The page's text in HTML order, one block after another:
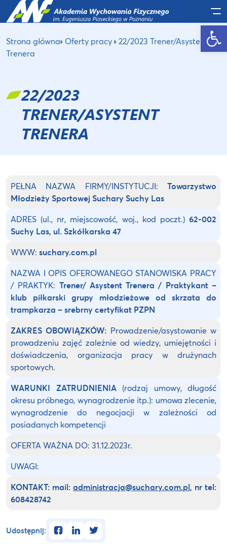
Otwórz pasek narzędzi
Strona główna Oferty pracy
22/2023 Trener/Asystent
Trenera
22/2023
TRENER/ASYSTENT
TRENERA
PEŁNA NAZWA FIRMY/INSTYTUCJI: Towarzystwo
Młodzieży Sportowej Suchary Suchy Las
ADRES (ul., nr, miejscowość, woj., kod poczt.) 62-002
Suchy Las, ul. Szkółkarska 47
WWW: suchary.com.pl
NAZWA I OPIS OFEROWANEGO STANOWISKA PRACY
/ PRAKTYK: Trener/ Asystent Trenera / Praktykant –
klub piłkarski grupy młodzieżowe od skrzata do
trampkarza – srebrny certyfikat PZPN
ZAKRES OBOWIĄZKÓW: Prowadzenie/asystowanie w
prowadzeniu zajęć zależnie od wiedzy, umiejętności i
doświadczenia, organizacja pracy w drużynach
sportowych.
WARUNKI ZATRUDNIENIA (rodzaj umowy, długość
okresu próbnego, wynagrodzenie itp.): umowa zlecenie,
wynagrodzenie do negocjacji w zależności od
posiadanych kompetencji
OFERTA WAŻNA DO: 31.12.2023r.
UWAGI:
KONTAKT: mail: administracja@suchary.com.pl, nr tel:
608428742
Udostępnij: facebooklinkedintwitter